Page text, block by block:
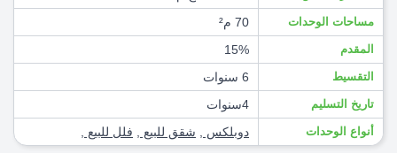
مساحات الوحدات 70 م²
المقدم 15%
التقسيط 6 سنوات
تاريخ التسليم 4سنوات
أنواع الوحدات دوبلكس شقق للبيع فلل للبيع